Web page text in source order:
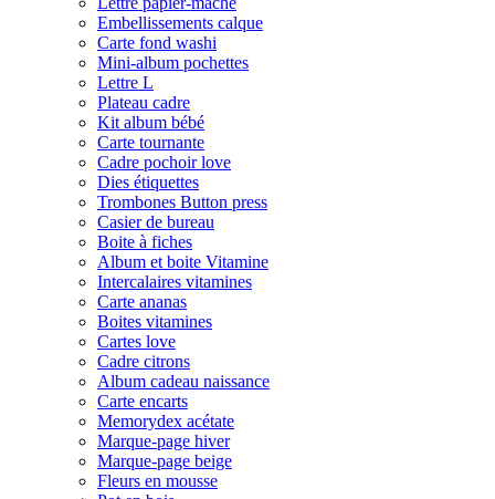
Embellissements calque
Carte fond washi
Mini-album pochettes
Lettre L
Plateau cadre
Kit album bébé
Carte tournante
Cadre pochoir love
Dies étiquettes
Trombones Button press
Casier de bureau
Boite à fiches
Album et boite Vitamine
Intercalaires vitamines
Carte ananas
Boites vitamines
Cartes love
Cadre citrons
Album cadeau naissance
Carte encarts
Memorydex acétate
Marque-page hiver
Marque-page beige
Fleurs en mousse